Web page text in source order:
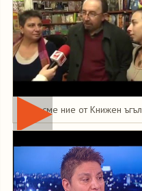
Това сме ние от Книжен ъгъл